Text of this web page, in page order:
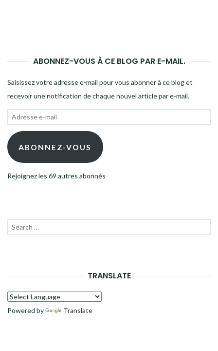
ABONNEZ-VOUS À CE BLOG PAR E-MAIL.
Saisissez votre adresse e-mail pour vous abonner à ce blog et
recevoir une notification de chaque nouvel article par e-mail.
Adresse
mail ABONNEZ-VOUS
Rejoignez les 69 autres abonnés
Recherche
TRANSLATE
Powered by Translate